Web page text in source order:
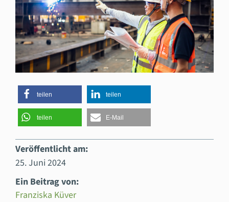
teilen teilen
teilen E-Mail
Veröffentlicht am:
25. Juni 2024
Ein Beitrag von:
Franziska Küver